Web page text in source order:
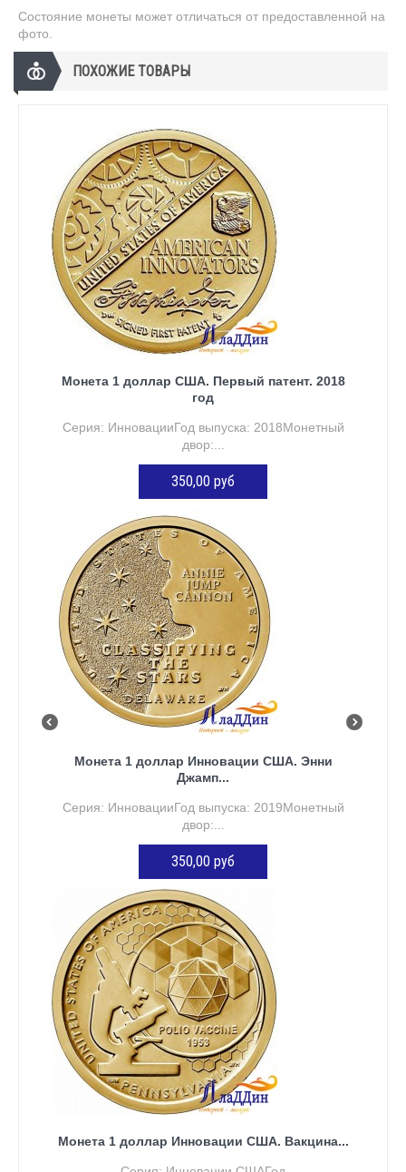
Состояние монеты может отличаться от предоставленной на
фото.
ПОХОЖИЕ ТОВАРЫ
Монета 1 доллар США. Первый патент. 2018
год
Серия: ИнновацииГод выпуска: 2018Монетный
двор:...
350,00 руб
ДОБАВИТЬ В КОРЗИНУ
Монета 1 доллар Инновации США. Энни
Джамп...
Серия: ИнновацииГод выпуска: 2019Монетный
двор:...
350,00 руб
ДОБАВИТЬ В КОРЗИНУ
Монета 1 доллар Инновации США. Вакцина...